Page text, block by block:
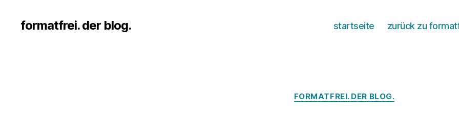
formatfrei. der blog. startseite zurück zu
Kategorien
FORMATFREI. DER BLOG.